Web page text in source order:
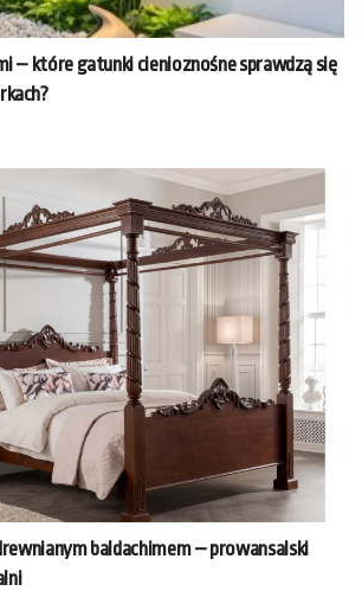
– które gatunki cienioznośne sprawdzą się
baldachimem – prowansalski